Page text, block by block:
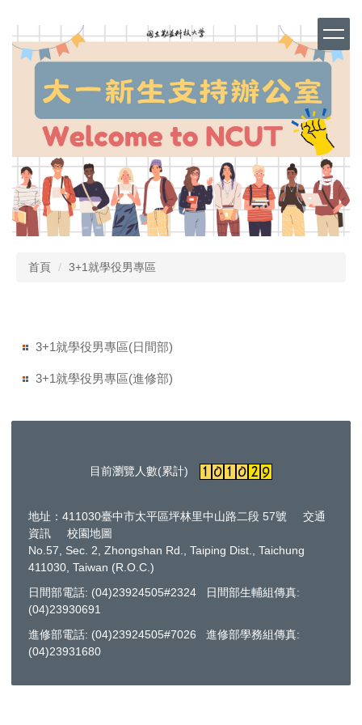
到
主
首頁 3+1就學役男專區
3+1就學役男專區(日間部)
3+1就學役男專區(進修部)
目前瀏覽人數(累計)
地址：411030臺中市太平區坪林里中山路二段 57號 交通
資訊
校園地圖
No.57, Sec. 2, Zhongshan Rd., Taiping Dist., Taichung
411030, Taiwan (R.O.C.)
日間部電話: (04)23924505#2324 日間部生輔組傳真:
(04)23930691
進修部電話: (04)23924505#7026 進修部學務組傳真:
(04)23931680